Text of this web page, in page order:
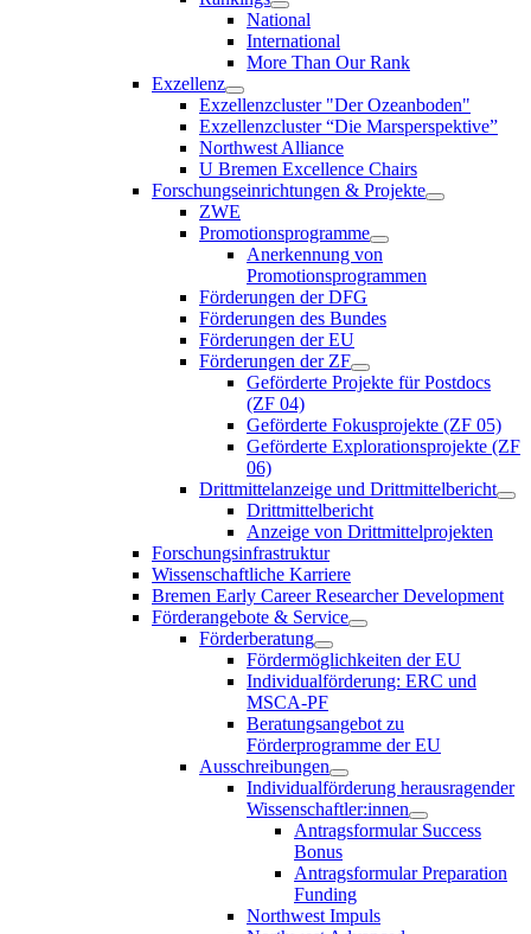
National
International
More Than Our Rank
Exzellenz
Exzellenzcluster "Der Ozeanboden"
Exzellenzcluster “Die Marsperspektive”
Northwest Alliance
U Bremen Excellence Chairs
Forschungseinrichtungen & Projekte
ZWE
Promotionsprogramme
Anerkennung von
Promotionsprogrammen
Förderungen der DFG
Förderungen des Bundes
Förderungen der EU
Förderungen der ZF
Geförderte Projekte für Postdocs
(ZF 04)
Geförderte Fokusprojekte (ZF 05)
Geförderte Explorationsprojekte (ZF
06)
Drittmittelanzeige und Drittmittelbericht
Drittmittelbericht
Anzeige von Drittmittelprojekten
Forschungsinfrastruktur
Wissenschaftliche Karriere
Bremen Early Career Researcher Development
Förderangebote & Service
Förderberatung
Fördermöglichkeiten der EU
Individualförderung: ERC und
MSCA-PF
Beratungsangebot zu
Förderprogramme der EU
Ausschreibungen
Individualförderung herausragender
Wissenschaftler:innen
Antragsformular Success
Bonus
Antragsformular Preparation
Funding
Northwest Impuls